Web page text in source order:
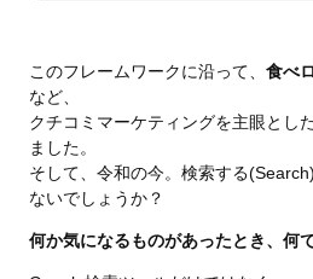
このフレームワークに沿って、 食べ
など、
クチコミマーケティングを主眼とし
ました。
そして、令和の今。検索する
ないでしょうか？
何か気になるものがあったとき、何